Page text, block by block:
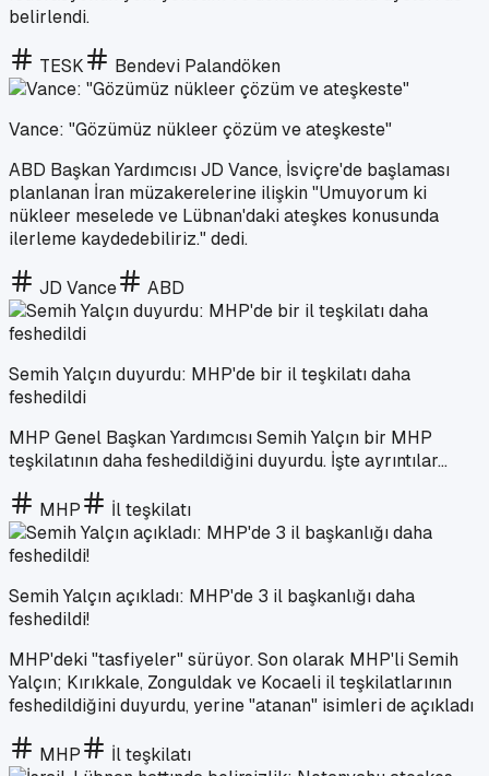
belirlendi.
TESK Bendevi Palandöken
Vance: "Gözümüz nükleer çözüm ve ateşkeste"
ABD Başkan Yardımcısı JD Vance, İsviçre'de başlaması
planlanan İran müzakerelerine ilişkin "Umuyorum ki
nükleer meselede ve Lübnan'daki ateşkes konusunda
ilerleme kaydedebiliriz." dedi.
JD Vance ABD
Semih Yalçın duyurdu: MHP'de bir il teşkilatı daha
feshedildi
MHP Genel Başkan Yardımcısı Semih Yalçın bir MHP
teşkilatının daha feshedildiğini duyurdu. İşte ayrıntılar...
MHP İl teşkilatı
Semih Yalçın açıkladı: MHP'de 3 il başkanlığı daha
feshedildi!
MHP'deki "tasfiyeler" sürüyor. Son olarak MHP'li Semih
Yalçın; Kırıkkale, Zonguldak ve Kocaeli il teşkilatlarının
feshedildiğini duyurdu, yerine "atanan" isimleri de açıkladı
MHP İl teşkilatı